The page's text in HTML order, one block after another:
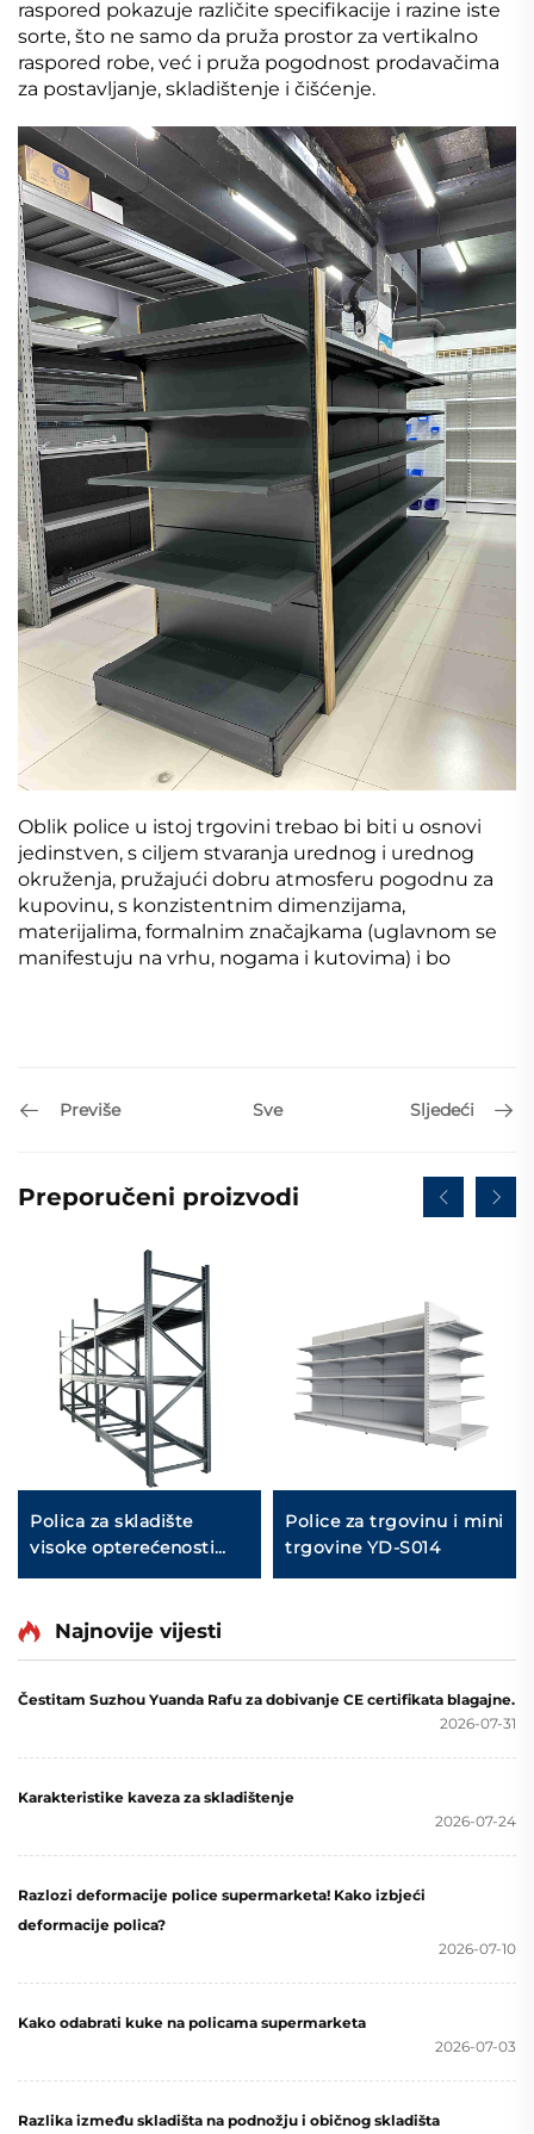
raspored pokazuje različite specifikacije i razine iste
sorte, što ne samo da pruža prostor za vertikalno
raspored robe, već i pruža pogodnost prodavačima
za postavljanje, skladištenje i čišćenje.
Oblik police u istoj trgovini trebao bi biti u osnovi
jedinstven, s ciljem stvaranja urednog i urednog
okruženja, pružajući dobru atmosferu pogodnu za
kupovinu, s konzistentnim dimenzijama,
materijalima, formalnim značajkama (uglavnom se
manifestuju na vrhu, nogama i kutovima) i bo
Previše Sve Sljedeći
Preporučeni proizvodi
Polica za skladište
visoke opterećenosti
(YD-S026)
Police za trgovinu i mini
trgovine YD-S014
Najnovije vijesti
Čestitam Suzhou Yuanda Rafu za dobivanje CE certifikata blagajne.
2026-07-31
Karakteristike kaveza za skladištenje
2026-07-24
Razlozi deformacije police supermarketa! Kako izbjeći
deformacije polica?
2026-07-10
Kako odabrati kuke na policama supermarketa
2026-07-03
Razlika između skladišta na podnožju i običnog skladišta